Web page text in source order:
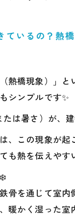
ているの？熱
熱橋現象）」
シンプルです✨
は暑さ）が、
、この現象が起
も熱を伝えやす
骨を通じて室内
暖かく湿った